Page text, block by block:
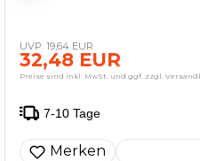
19,64 EUR
32,48 EUR
Preise sind inkl. MwSt. und ggf. zzgl.
7-10 Tage
Merken